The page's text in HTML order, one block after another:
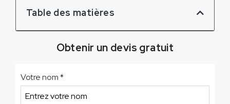
Table des matières
Obtenir un devis gratuit
Votre nom*